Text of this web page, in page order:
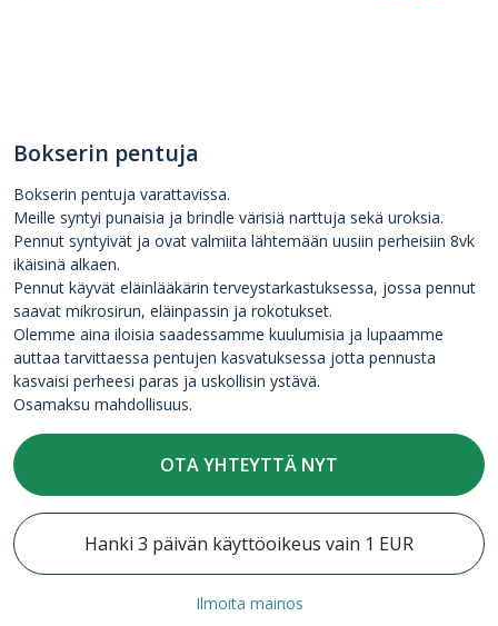
Bokserin pentuja
Bokserin pentuja varattavissa.
Meille syntyi punaisia ja brindle värisiä narttuja sekä uroksia.
Pennut syntyivät ja ovat valmiita lähtemään uusiin perheisiin 8vk
ikäisinä alkaen.
Pennut käyvät eläinlääkärin terveystarkastuksessa, jossa pennut
saavat mikrosirun, eläinpassin ja rokotukset.
Olemme aina iloisia saadessamme kuulumisia ja lupaamme
auttaa tarvittaessa pentujen kasvatuksessa jotta pennusta
kasvaisi perheesi paras ja uskollisin ystävä.
Osamaksu mahdollisuus.
OTA YHTEYTTÄ NYT
Hanki 3 päivän käyttöoikeus vain 1 EUR
Ilmoita mainos